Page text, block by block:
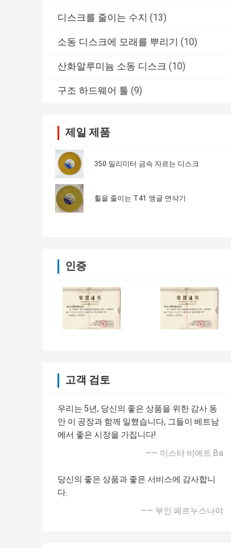
디스크를 줄이는 수지 (13)
소동 디스크에 모래를 뿌리기 (10)
산화알루미늄 소동 디스크 (10)
구조 하드웨어 툴 (9)
제일 제품
350 밀리미터 금속 자르는 디스크
휠을 줄이는 T41 앵글 연삭기
인증
고객 검토
우리는 5년, 당신의 좋은 상품을 위한 감사 동
안 이 공장과 함께 일했습니다, 그들이 베트남
에서 좋은 시장을 가집니다!
—— 미스터 비에트 Ba
당신의 좋은 상품과 좋은 서비스에 감사합니
다.
—— 부인 페르누스나야